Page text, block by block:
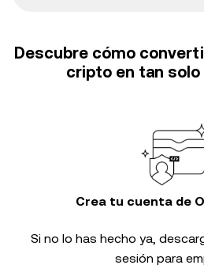
Descubre cómo
cripto en tan
Crea tu cuenta de
Si no lo has hecho ya,
sesión para